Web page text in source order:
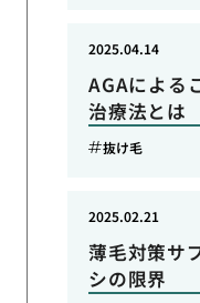
AGAによる
治療法とは
2025.04.14
抜け毛
薄毛対策サ
シの限界
2025.02.21